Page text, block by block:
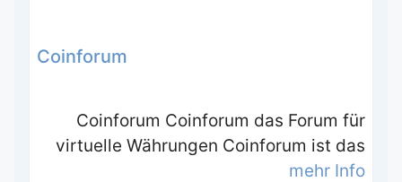
Coinforum
Coinforum Coinforum das Forum für
virtuelle Währungen Coinforum ist das
mehr Info